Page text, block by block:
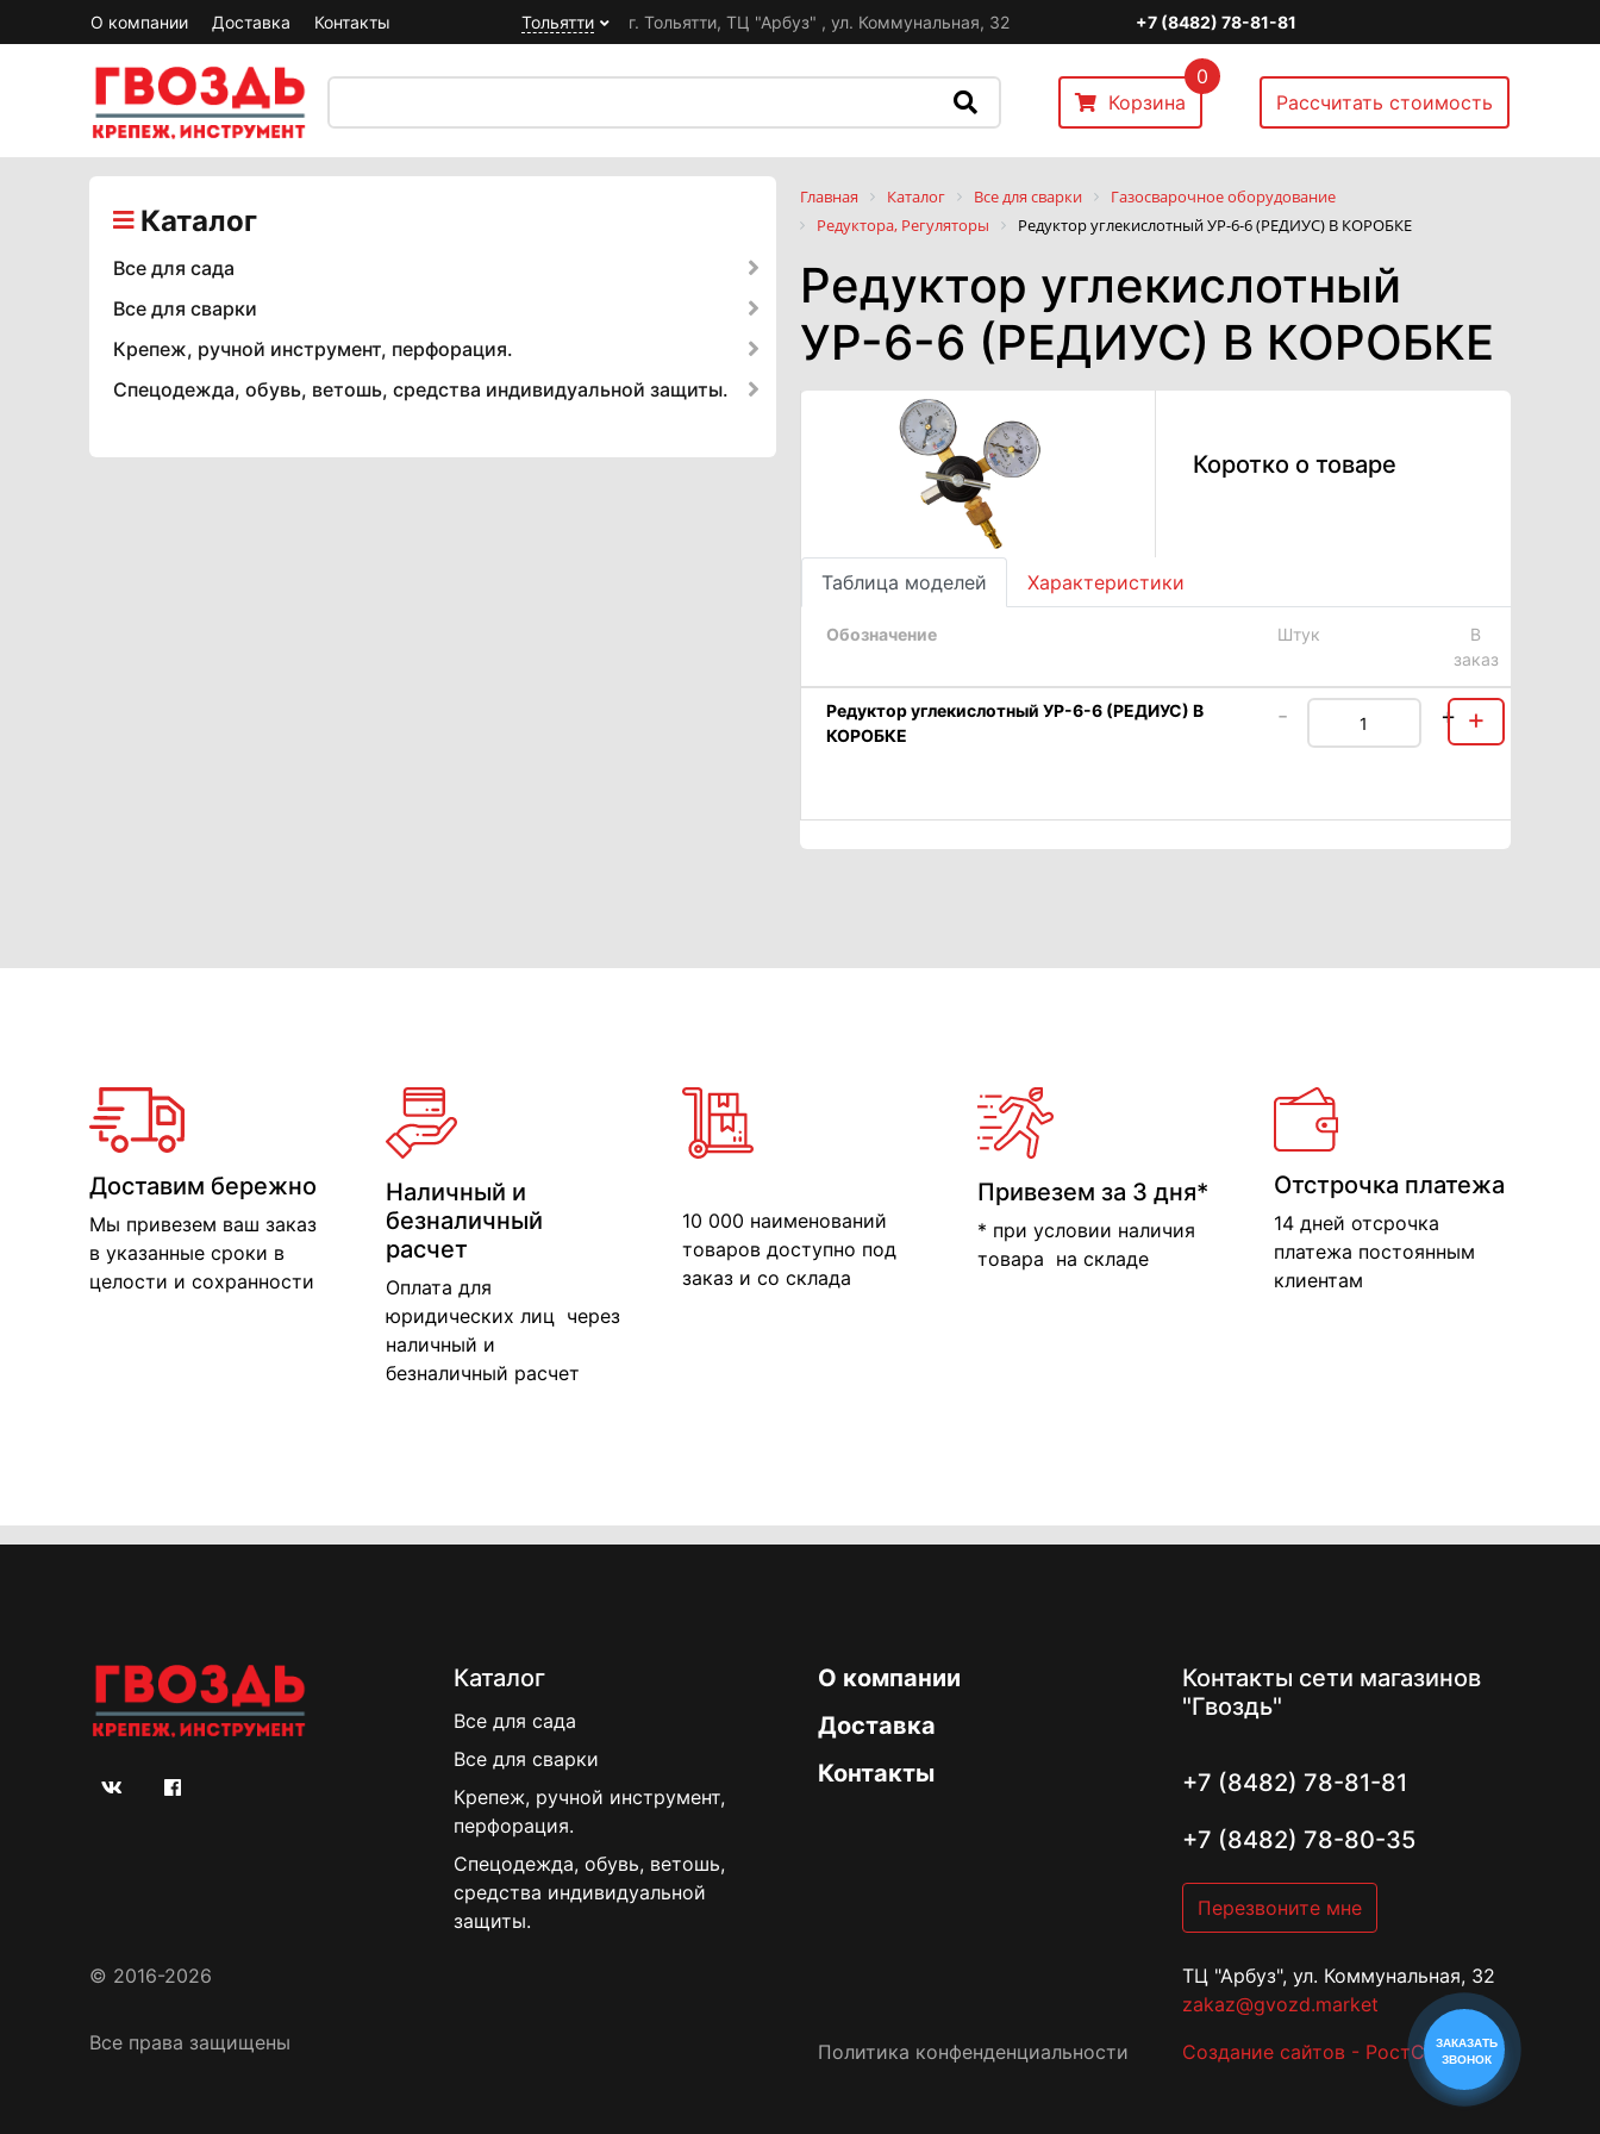
О компании Доставка Контакты Тольятти г. Тольятти, ТЦ "Арбуз" , ул. Коммунальная, 32 +7 (8482) 78-81-81
Корзина
0
Рассчитать стоимость
Главная Каталог Все для сварки
Газосварочное оборудование
Редуктора, Регуляторы
Редуктор углекислотный УР-6-6 (РЕДИУС) В КОРОБКЕ
Редуктор углекислотный
УР-6-6 (РЕДИУС) В КОРОБКЕ
Коротко о товаре
Таблица моделей Характеристики
Обозначение Штук
В
заказ
Редуктор углекислотный УР-6-6 (РЕДИУС) В
КОРОБКЕ
- + +
Каталог
Все для сада
Все для сварки
Крепеж, ручной инструмент, перфорация.
Спецодежда, обувь, ветошь, средства индивидуальной защиты.
Доставим бережно
Мы привезем ваш заказ
в указанные сроки в
целости и сохранности
Наличный и
безналичный
расчет
Оплата для
юридических лиц через
наличный и
безналичный расчет
10 000 наименований
товаров доступно под
заказ и со склада
Привезем за 3 дня*
* при условии наличия
товара на складе
Отстрочка платежа
14 дней отсрочка
платежа постоянным
клиентам
© 2016-2026
Все права защищены
Каталог
Все для сада
Все для сварки
Крепеж, ручной инструмент,
перфорация.
Спецодежда, обувь, ветошь,
средства индивидуальной
защиты.
О компании
Доставка
Контакты
Политика конфенденциальности
Контакты сети магазинов
"Гвоздь"
+7 (8482) 78-81-81
+7 (8482) 78-80-35
Перезвоните мне
ТЦ "Арбуз", ул. Коммунальная, 32
zakaz@gvozd.market
Создание сайтов - РостСайтЗАКАЗАТЬ
ЗВОНОК